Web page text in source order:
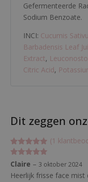
Gefermenteerde
Sodium Benzoate.
INCI: Cucumis
Barbadensis Leaf
Extract,
Citric Acid,
Dit zeggen
Gewaardeerd
gebaseerd
op
1
klant
waardering
(1
Gewaardeerd
5uit 5
Claire – 3 oktober 2024
Heerlijk frisse face